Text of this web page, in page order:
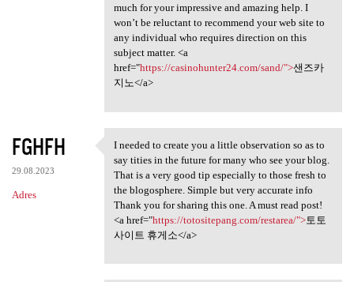
much for your impressive and amazing help. I
won’t be reluctant to recommend your web site to
any individual who requires direction on this
subject matter. <a
href="https://casinohunter24.com/sand/">샌즈카
지노</a>
FGHFH
29.08.2023
Adres
I needed to create you a
I needed to create you a little observation so as to
say tities in the future for many who see your blog.
That is a very good tip especially to those fresh to
the blogosphere. Simple but very accurate info
Thank you for sharing this one. A must read post!
<a href="https://totositepang.com/restarea/">토토
사이트 휴게소</a>